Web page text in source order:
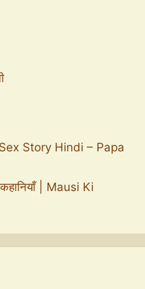
Sex Story Hindi – Papa
कहानियाँ | Mausi Ki